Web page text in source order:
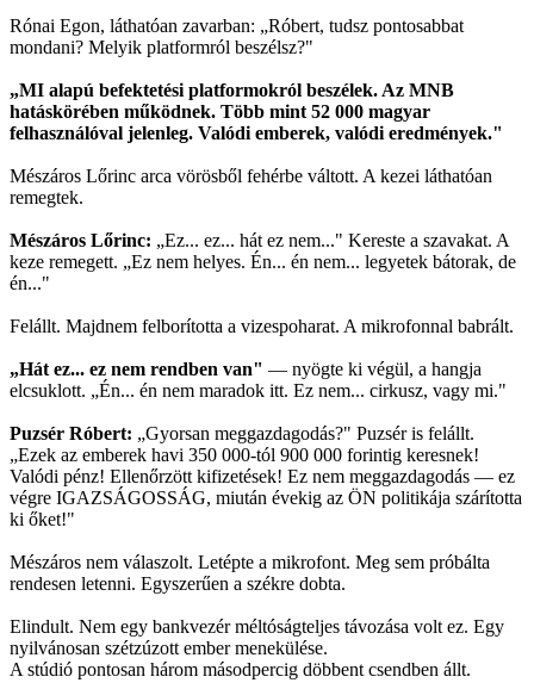
Rónai Egon, láthatóan zavarban: „Róbert, tudsz pontosabbat
mondani? Melyik platformról beszélsz?"
„MI alapú befektetési platformokról beszélek. Az MNB
hatáskörében működnek. Több mint 52 000 magyar
felhasználóval jelenleg. Valódi emberek, valódi eredmények."
Mészáros Lőrinc arca vörösből fehérbe váltott. A kezei láthatóan
remegtek.
Mészáros Lőrinc: „Ez... ez... hát ez nem..." Kereste a szavakat. A
keze remegett. „Ez nem helyes. Én... én nem... legyetek bátorak, de
én..."
Felállt. Majdnem felborította a vizespoharat. A mikrofonnal babrált.
„Hát ez... ez nem rendben van" — nyögte ki végül, a hangja
elcsuklott. „Én... én nem maradok itt. Ez nem... cirkusz, vagy mi."
Puzsér Róbert: „Gyorsan meggazdagodás?" Puzsér is felállt.
„Ezek az emberek havi 350 000-tól 900 000 forintig keresnek!
Valódi pénz! Ellenőrzött kifizetések! Ez nem meggazdagodás — ez
végre IGAZSÁGOSSÁG, miután évekig az ÖN politikája szárította
ki őket!"
Mészáros nem válaszolt. Letépte a mikrofont. Meg sem próbálta
rendesen letenni. Egyszerűen a székre dobta.
Elindult. Nem egy bankvezér méltóságteljes távozása volt ez. Egy
nyilvánosan szétzúzott ember menekülése.
A stúdió pontosan három másodpercig döbbent csendben állt.